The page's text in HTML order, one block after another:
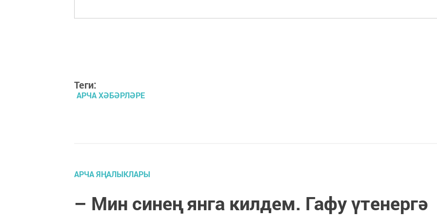
Теги:
АРЧА ХӘБӘРЛӘРЕ
АРЧА ЯҢАЛЫКЛАРЫ
– Мин синең янга килдем. Гафу үтенергә